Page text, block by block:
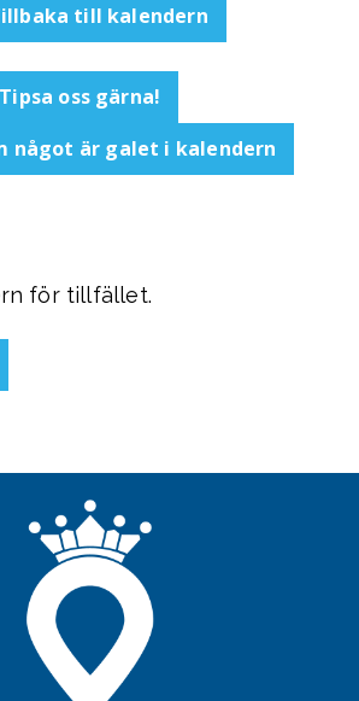
till kalendern
Tipsa oss gärna!
något är galet i kalendern
för tillfället.